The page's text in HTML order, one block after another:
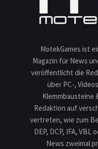
MotekGames ist
Magazin für News
veröffentlicht die
über PC-,
Klemmbausteine
Redaktion auf
vertreten, wie zum
DEP, DCP, IFA, VBL
News zweimal